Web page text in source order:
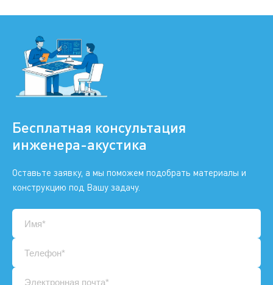
Бесплатная консультация
инженера-акустика
Оставьте заявку, а мы поможем подобрать материалы и
конструкцию под Вашу задачу.